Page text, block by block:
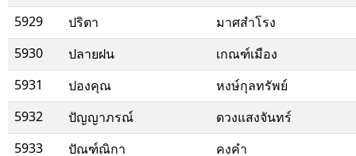
5929
ปริตา
มาศสำโรง
5930
ปลายฝน
เกณฑ์เมือง
5931
ปองคุณ
หงษ์กุลทรัพย์
5932
ปัญญาภรณ์
ดวงแสงจันทร์
5933
ปัณฑ์ณิกา
คงคำ